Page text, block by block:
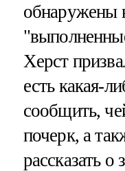
обнаружены
Херст
есть какая-
сообщить,
почерк, а
рассказать